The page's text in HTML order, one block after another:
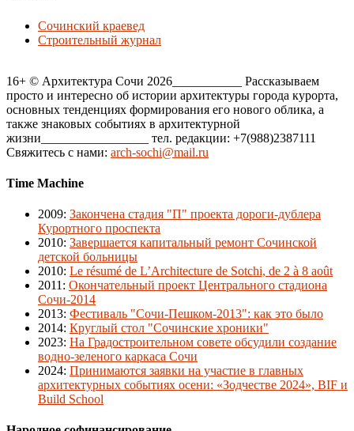
Сочинский краевед
Строительный журнал
16+ © Архитектура Сочи 2026___________ Рассказываем
просто и интересно об истории архитектуры города курорта,
основных тенденциях формирования его нового облика, а
также знаковых событиях в архитектурной
жизни_________________ тел. редакции: +7(988)2387111
Свяжитесь с нами: arch-sochi@mail.ru
Time Machine
2009: Закончена стадия "П" проекта дороги-дублера
Курортного проспекта
2010: Завершается капитальный ремонт Сочинской
детской больницы
2010: Le résumé de L’Architecture de Sotchi, de 2 à 8 août
2011 : Окончательный проект Центрального стадиона
Сочи-2014
2013: Фестиваль "Сочи-Пешком-2013": как это было
2014: Круглый стол "Сочинские хроники"
2023: На Градостроительном совете обсудили создание
водно-зеленого каркаса Сочи
2024: Принимаются заявки на участие в главных
архитектурных событиях осени: «Зодчестве 2024», BIF и
Build School